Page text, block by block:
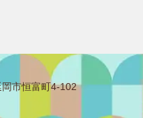
市恒富町4-102